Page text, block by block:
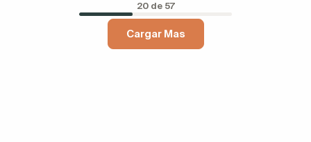
20 de 57
Cargar Mas